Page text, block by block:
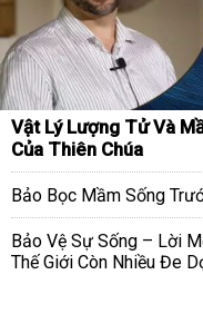
Vật Lý Lượng Tử Và
Của Thiên Chúa
Bảo Bọc Mầm Sống
Bảo Vệ Sự Sống – Lời
Thế Giới Còn Nhiều Đe